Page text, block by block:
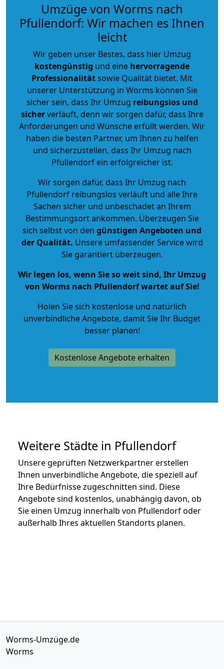
Umzüge von Worms nach
Pfullendorf: Wir machen es Ihnen
leicht
Wir geben unser Bestes, dass hier Umzug
kostengünstig und eine hervorragende
Professionalitätsowie Qualität bietet. Mit
unserer Unterstützung in Worms können Sie
sicher sein, dass Ihr Umzug reibungslos und
sicherverläuft, denn wir sorgen dafür, dass Ihre
Anforderungen und Wünsche erfüllt werden. Wir
haben die besten Partner, um Ihnen zu helfen
und sicherzustellen, dass Ihr Umzug nach
Pfullendorf ein erfolgreicher ist.
Wir sorgen dafür, dass Ihr Umzug nach
Pfullendorf reibungslos verläuft und alle Ihre
Sachen sicher und unbeschadet an Ihrem
Bestimmungsort ankommen. Überzeugen Sie
sich selbst von den günstigen Angeboten und
der Qualität. Unsere umfassender Service wird
Sie garantiert überzeugen.
Wir legen los, wenn Sie so weit sind, Ihr Umzug
von Worms nach Pfullendorf wartet auf Sie!
Holen Sie sich kostenlose und natürlich
unverbindliche Angebote, damit Sie Ihr Budget
besser planen!
Kostenlose Angebote erhalten
Weitere Städte in Pfullendorf
Unsere geprüften Netzwerkpartner erstellen
Ihnen unverbindliche Angebote, die speziell auf
Ihre Bedürfnisse zugeschnitten sind. Diese
Angebote sind kostenlos, unabhängig davon, ob
Sie einen Umzug innerhalb von Pfullendorf oder
außerhalb Ihres aktuellen Standorts planen.
Worms-Umzüge.de
Worms